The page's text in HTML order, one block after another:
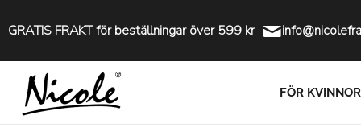
GRATIS FRAKT för beställningar över 599 kr
FÖR KVINNOR